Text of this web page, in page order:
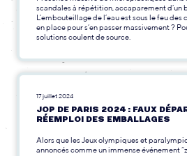
scandales à répétition, accaparement d’un
L’embouteillage de l’eau est sous le feu
en place pour s’en passer massivement ?
solutions coulent de source.
17 juillet 2024
JOP DE PARIS 2024 : FAUX
RÉEMPLOI DES EMBALLAGES
Alors que les Jeux olympiques et
annoncés comme un immense événement